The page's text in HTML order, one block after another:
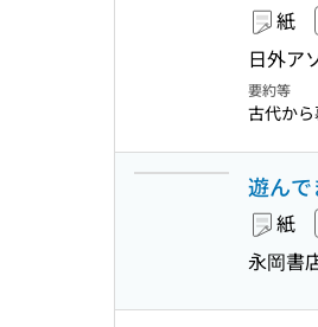
紙
日外ア
要約等
古代か
遊ん
紙
永岡書